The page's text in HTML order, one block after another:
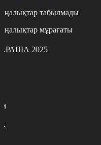
табылмады
мұрағаты
2025